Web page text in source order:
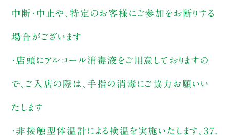
中断・中止や、特定のお客様にご参加をお断りする
場合がございます
・店頭にアルコール消毒液をご用意しておりますの
で、ご入店の際は、手指の消毒にご協力お願いい
たします
・非接触型体温計による検温を実施いたします。37.